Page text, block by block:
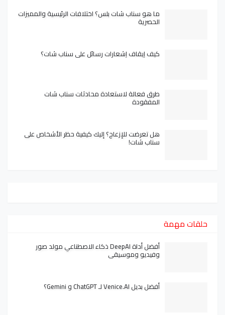
ما هو سناب شات بلس؟ اختلافات الرئيسية والمميزات
الحصرية
كيف إيقاف إشعارات رسائل على سناب شات؟
طرق فعالة لاستعادة محادثات سناب شات
المفقودة
هل تعرضت للإزعاج؟ إليك كيفية حظر الأشخاص على
سناب شات!
حلقات مهمة
أفضل أداة DeepAI ذكاء الاصطناعي مولد صور
وفيديو وموسيقى
أفضل بديل Venice.AI لـ ChatGPT و Gemini؟